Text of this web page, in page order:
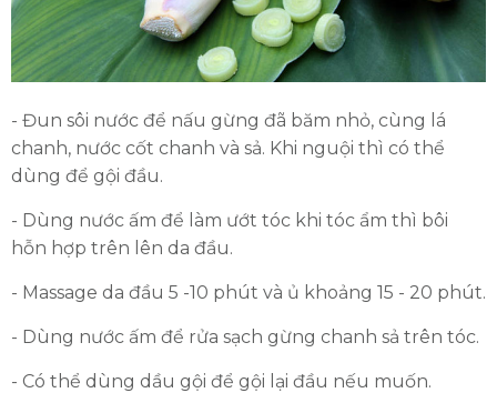
- Đun sôi nước để nấu gừng đã băm nhỏ, cùng lá
chanh, nước cốt chanh và sả. Khi nguội thì có thể
dùng để gội đầu.
- Dùng nước ấm để làm ướt tóc khi tóc ẩm thì bôi
hỗn hợp trên lên da đầu.
- Massage da đầu 5 -10 phút và ủ khoảng 15 - 20 phút.
- Dùng nước ấm để rửa sạch gừng chanh sả trên tóc.
- Có thể dùng dầu gội để gội lại đầu nếu muốn.